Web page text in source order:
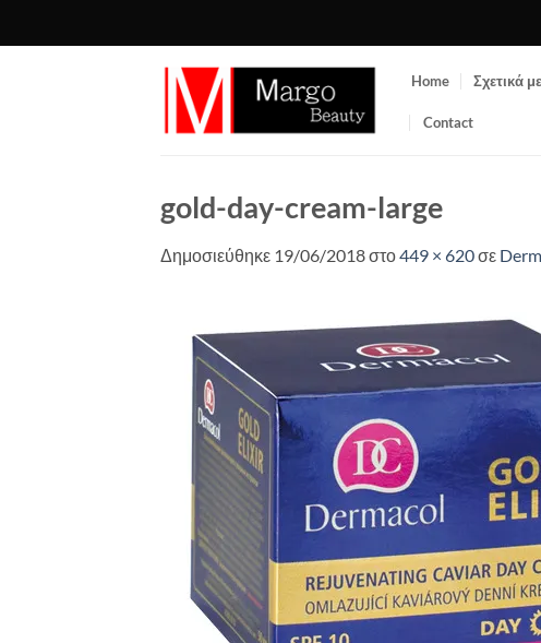
Home Σχετικά
Contact
gold-day-cream-large
Δημοσιεύθηκε 19/06/2018στο449 × 620σε